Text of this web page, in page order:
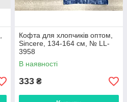
Кофта для хлопчиків оптом,
Sincere, 134-164 см, № LL-
3958
В наявності
333 ₴